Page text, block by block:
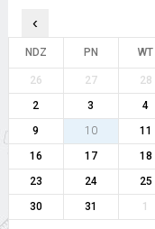
‹
NDZ PN WT
26 27 28
2
3 4
9
10 11
16
17 18
23
24 25
30
31 1